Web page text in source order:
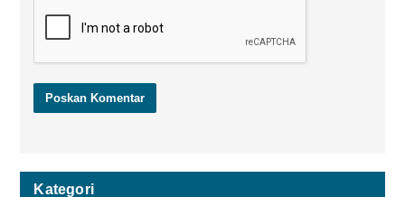
Kategori